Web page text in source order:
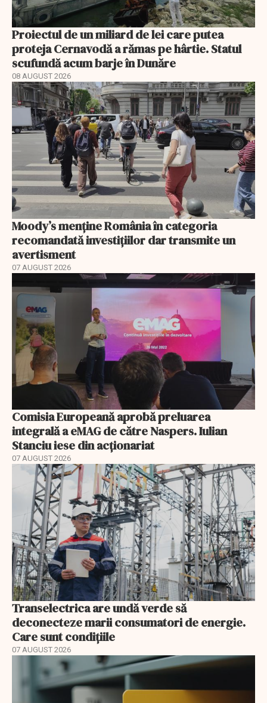
Proiectul de un miliard de lei care putea
proteja Cernavodă a rămas pe hârtie. Statul
scufundă acum barje în Dunăre
08 AUGUST 2026
Moody’s menține România în categoria
recomandată investițiilor dar transmite un
avertisment
07 AUGUST 2026
Comisia Europeană aprobă preluarea
integrală a eMAG de către Naspers. Iulian
Stanciu iese din acționariat
07 AUGUST 2026
Transelectrica are undă verde să
deconecteze marii consumatori de energie.
Care sunt condițiile
07 AUGUST 2026